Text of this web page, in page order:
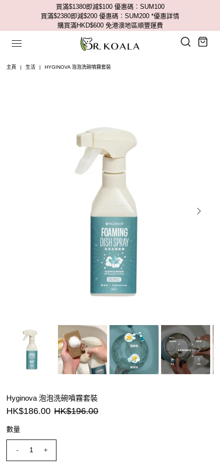
買滿$1380即減$100 優惠碼︰SUM100
買滿$2380即減$200 優惠碼︰SUM200 *優惠詳情
購買滿HKD$600 免港澳地區順豐運費
主頁 | 生活 | HYGINOVA 泡泡洗碗噴霧套裝
Hyginova 泡泡洗碗噴霧套裝
HK$186.00 HK$196.00
數量
- +